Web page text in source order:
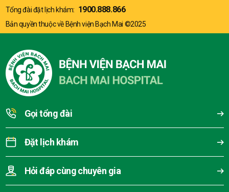
Tổng đài đặt lịch khám: 1900.888.866
Bản quyền thuộc về Bệnh viện Bạch Mai ©2025
Gọi tổng đài
Đặt lịch khám
Hỏi đáp cùng chuyên gia